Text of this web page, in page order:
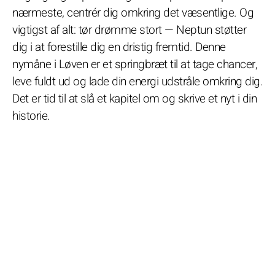
nærmeste, centrér dig omkring det væsentlige. Og
vigtigst af alt: tør drømme stort — Neptun støtter
dig i at forestille dig en dristig fremtid. Denne
nymåne i Løven er et springbræt til at tage chancer,
leve fuldt ud og lade din energi udstråle omkring dig.
Det er tid til at slå et kapitel om og skrive et nyt i din
historie.